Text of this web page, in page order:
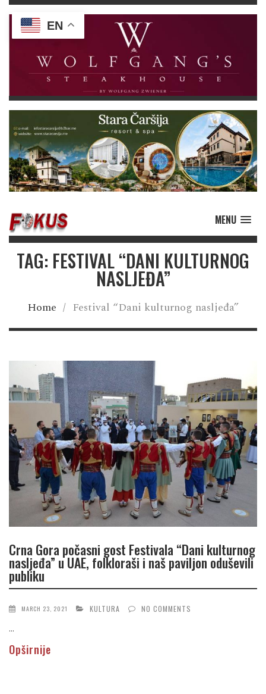
MENU
TAG: FESTIVAL “DANI KULTURNOG
NASLJEĐA”
Home / Festival “Dani kulturnog nasljeđa”
Crna Gora počasni gost Festivala “Dani kulturnog
nasljeđa” u UAE, folkloraši i naš paviljon oduševili
publiku
MARCH 23, 2021 KULTURA NO COMMENTS
...
Opširnije
EN